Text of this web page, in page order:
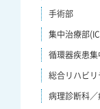
手術部
集中治療部
循環器疾患
総合リハビ
病理診断科